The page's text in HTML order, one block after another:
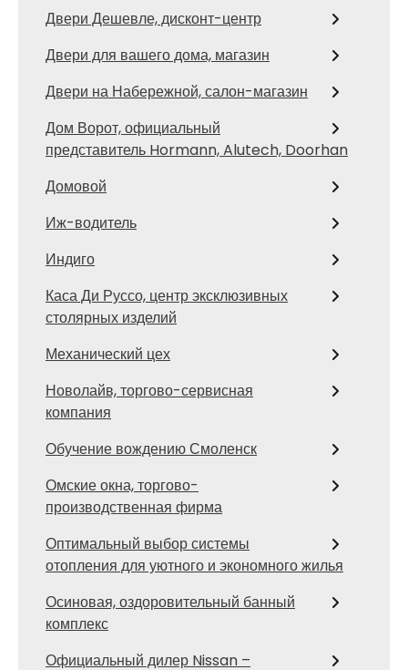
Двери Дешевле, дисконт-центр
Двери для вашего дома, магазин
Двери на Набережной, салон-магазин
Дом Ворот, официальный
представитель Hormann, Alutech, Doorhan
Домовой
Иж-водитель
Индиго
Каса Ди Руссо, центр эксклюзивных
столярных изделий
Механический цех
Новолайв, торгово-сервисная
компания
Обучение вождению Смоленск
Омские окна, торгово-
производственная фирма
Оптимальный выбор системы
отопления для уютного и экономного жилья
Осиновая, оздоровительный банный
комплекс
Официальный дилер Nissan –